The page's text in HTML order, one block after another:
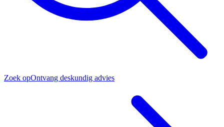
Zoek opOntvang deskundig advies